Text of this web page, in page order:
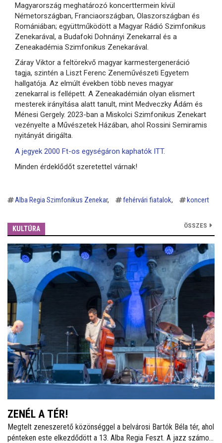
Magyarország meghatározó koncerttermein kívül
Németországban, Franciaországban, Olaszországban és
Romániában; együttműködött a Magyar Rádió Szimfonikus
Zenekarával, a Budafoki Dohnányi Zenekarral és a
Zeneakadémia Szimfonikus Zenekarával.
Záray Viktor a feltörekvő magyar karmestergeneráció
tagja, szintén a Liszt Ferenc Zeneművészeti Egyetem
hallgatója. Az elmúlt években több neves magyar
zenekarral is fellépett. A Zeneakadémián olyan elismert
mesterek irányítása alatt tanult, mint Medveczky Ádám és
Ménesi Gergely. 2023-ban a Miskolci Szimfonikus Zenekart
vezényelte a Művészetek Házában, ahol Rossini Semiramis
nyitányát dirigálta.
A jegyek 2000 Ft-os egységáron kaphatók ITT.
Minden érdeklődőt szeretettel várnak!
Alba Regia Szimfonikus Zenekar fehérvári fiatalok koncert
KULTÚRA ÖSSZES
ZENÉL A TÉR!
Megtelt zeneszerető közönséggel a belvárosi Bartók Béla tér, ahol
pénteken este elkezdődött a 13. Alba Regia Feszt. A jazz számos